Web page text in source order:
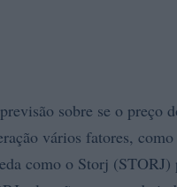
sobre se o preço
vários fatores,
como o Storj (STORJ)